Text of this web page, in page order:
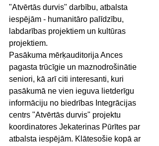
"Atvērtās durvis" darbību, atbalsta
iespējām - humanitāro palīdzību,
labdarības projektiem un kultūras
projektiem.
Pasākuma mērķauditorija Ances
pagasta trūcīgie un maznodrošinātie
seniori, kā arī citi interesanti, kuri
pasākumā ne vien ieguva lietderīgu
informāciju no biedrības Integrācijas
centrs "Atvērtās durvis" projektu
koordinatores Jekaterinas Pūrītes par
atbalsta iespējām. Klātesošie kopā ar